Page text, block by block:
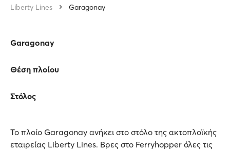
Liberty Lines
Garagonay
Garagonay
Θέση πλοίου
Στόλος
Το πλοίο Garagonay ανήκει στο στόλο της ακτοπλοϊκής
εταιρείας Liberty Lines. Βρες στο Ferryhopper όλες τις